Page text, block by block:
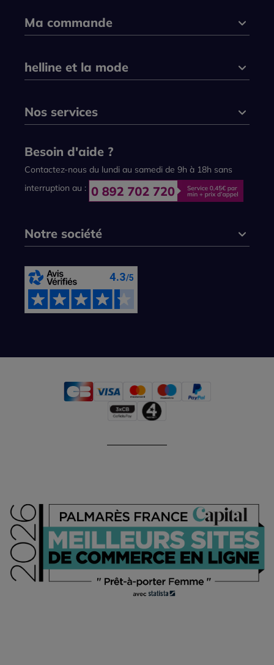
Ma commande
helline et la mode
Nos services
Besoin d'aide ?
Contactez-nous du lundi au samedi de 9h à 18h sans
interruption au :
Notre société